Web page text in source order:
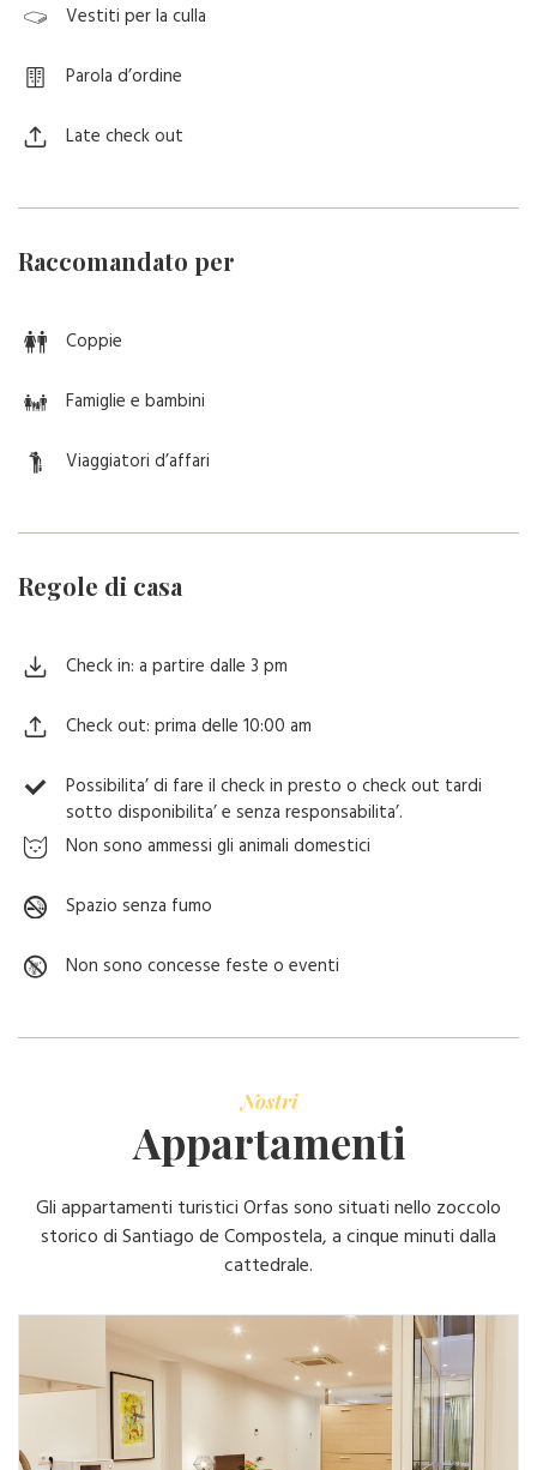
Vestiti per la culla
Parola d’ordine
Late check out
Raccomandato per
Coppie
Famiglie e bambini
Viaggiatori d’affari
Regole di casa
Check in: a partire dalle 3 pm
Check out: prima delle 10:00 am
Possibilita’ di fare il check in presto o check out tardi
sotto disponibilita’ e senza responsabilita’.
Non sono ammessi gli animali domestici
Spazio senza fumo
Non sono concesse feste o eventi
Nostri
Appartamenti
Gli appartamenti turistici Orfas sono situati nello zoccolo
storico di Santiago de Compostela, a cinque minuti dalla
cattedrale.